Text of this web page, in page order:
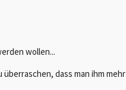
wollen...
dass man ihm mehr